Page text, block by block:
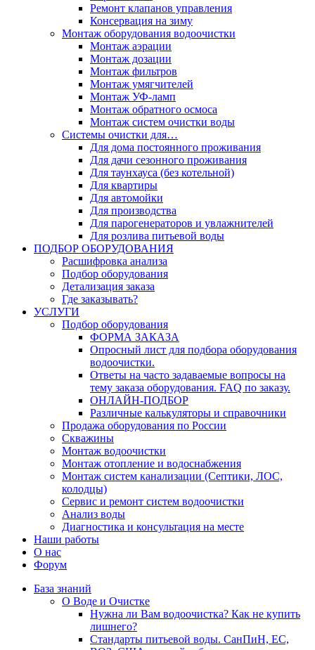
Ремонт клапанов управления
Консервация на зиму
Монтаж оборудования водоочистки
Монтаж аэрации
Монтаж дозации
Монтаж фильтров
Монтаж умягчителей
Монтаж УФ-ламп
Монтаж обратного осмоса
Монтаж систем очистки воды
Системы очистки для…
Для дома постоянного проживания
Для дачи сезонного проживания
Для таунхауса (без котельной)
Для квартиры
Для автомойки
Для производства
Для парогенераторов и увлажнителей
Для розлива питьевой воды
ПОДБОР ОБОРУДОВАНИЯ
Расшифровка анализа
Подбор оборудования
Детализация заказа
Где заказывать?
УСЛУГИ
Подбор оборудования
ФОРМА ЗАКАЗА
Опросный лист для подбора оборудования
водоочистки.
Ответы на часто задаваемые вопросы на
тему заказа оборудования. FAQ по заказу.
ОНЛАЙН-ПОДБОР
Различные калькуляторы и справочники
Продажа оборудования по России
Скважины
Монтаж водоочистки
Монтаж отопление и водоснабжения
Монтаж систем канализации (Септики, ЛОС,
колодцы)
Сервис и ремонт систем водоочистки
Анализ воды
Диагностика и консультация на месте
Наши работы
О нас
Форум
База знаний
О Воде и Очистке
Нужна ли Вам водоочистка? Как не купить
лишнего?
Стандарты питьевой воды. СанПиН, ЕС,